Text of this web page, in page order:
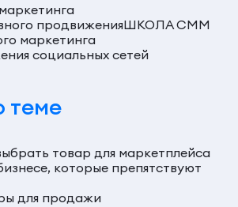
продвиженияШКОЛА СММ
маркетинга
социальных сетей
теме
товар для маркетплейса
которые препятствуют
для продажи